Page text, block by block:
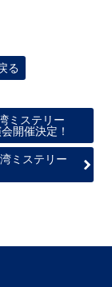
る
ミステリー
開催決定！
ミステリー